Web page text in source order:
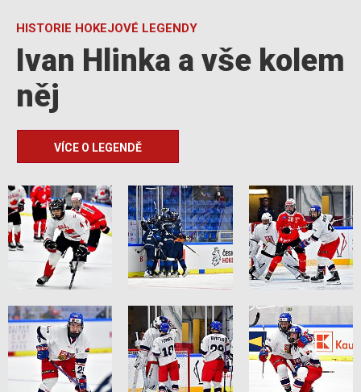
HISTORIE HOKEJOVÉ LEGENDY
Ivan Hlinka a vše kolem
něj
VÍCE O LEGENDĚ